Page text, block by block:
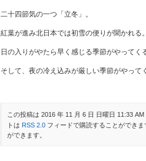
二十四節気の一つ「立冬」。
紅葉が進み北日本では初雪の便りが聞かれる。
日の入りがやたら早く感じる季節がやってく
そして、夜の冷え込みが厳しい季節がやって
この投稿は 2016 年 11 月 6 日 日曜日 11:33 AM
トは RSS 2.0フィードで購読することができま
ができます。